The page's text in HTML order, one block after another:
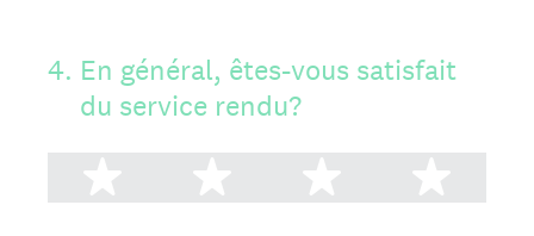
4. En général, êtes-vous satisfait
du service rendu?
1 étoile 2 étoiles 3 étoiles